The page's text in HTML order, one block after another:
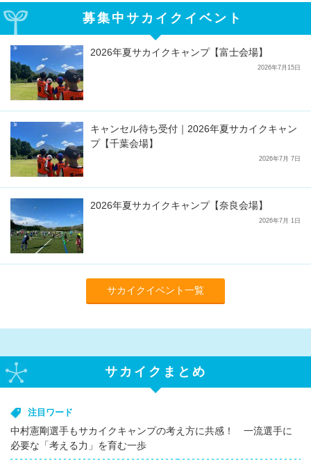
募集中サカイクイベント
2026年夏サカイクキャンプ【富士会場】
2026年7月15日
キャンセル待ち受付｜2026年夏サカイクキャン
プ【千葉会場】
2026年7月 7日
2026年夏サカイクキャンプ【奈良会場】
2026年7月 1日
サカイクイベント一覧
サカイクまとめ
注目ワード
中村憲剛選手もサカイクキャンプの考え方に共感！ 一流選手に
必要な「考える力」を育む一歩